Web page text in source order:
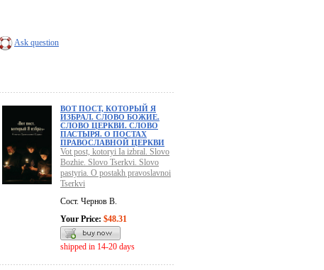
Ask question
ВОТ ПОСТ, КОТОРЫЙ Я
ИЗБРАЛ. СЛОВО БОЖИЕ.
СЛОВО ЦЕРКВИ. СЛОВО
ПАСТЫРЯ. О ПОСТАХ
ПРАВОСЛАВНОЙ ЦЕРКВИ
Vot post, kotoryi Ia izbral. Slovo
Bozhie. Slovo Tserkvi. Slovo
pastyria. O postakh pravoslavnoi
Tserkvi
Сост. Чернов В.
Your Price: $48.31
shipped in 14-20 days